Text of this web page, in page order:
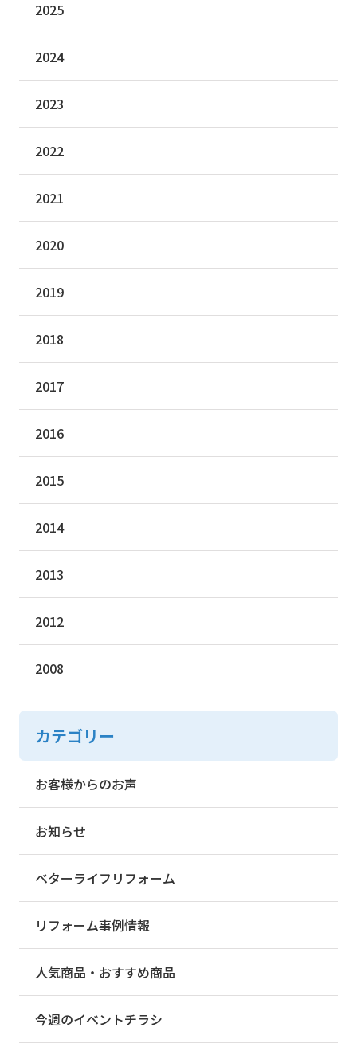
2025
2024
2023
2022
2021
2020
2019
2018
2017
2016
2015
2014
2013
2012
2008
カテゴリー
お客様からのお声
お知らせ
ベターライフリフォーム
リフォーム事例情報
人気商品・おすすめ商品
今週のイベントチラシ